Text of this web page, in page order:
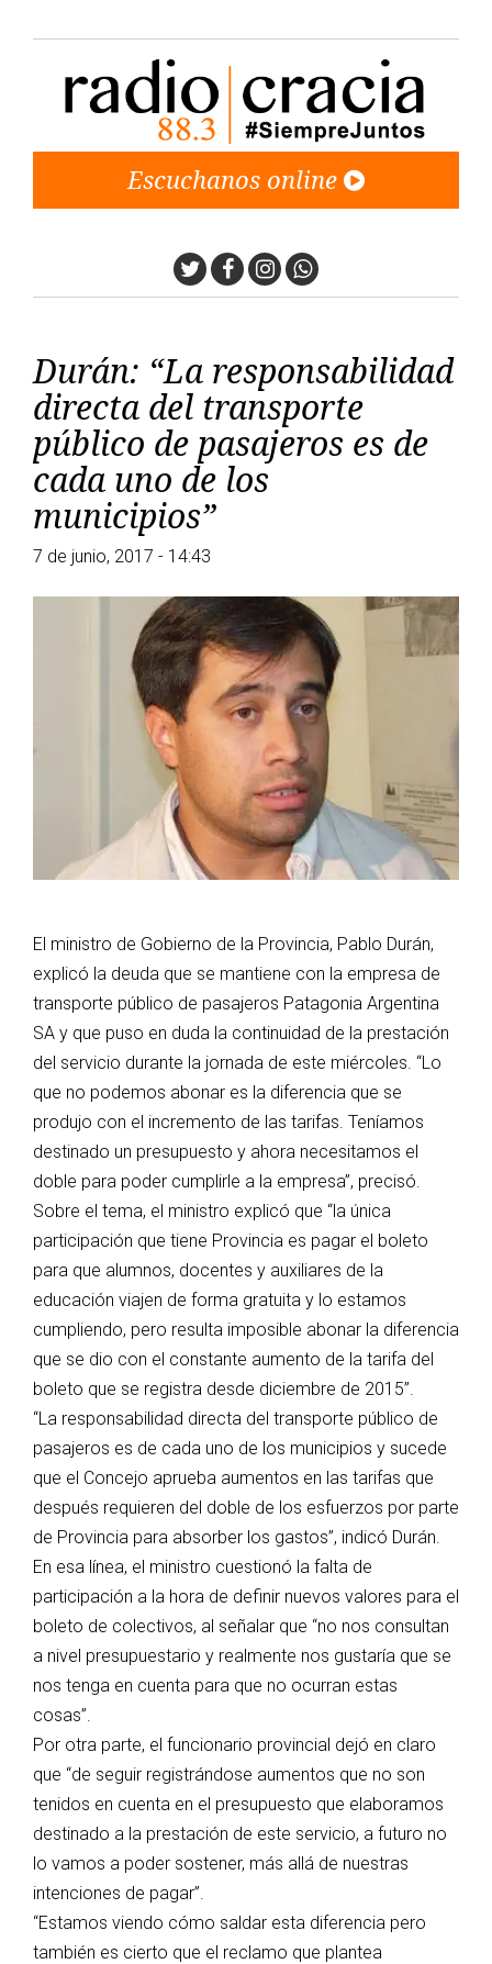
Escuchanos online
TwitterFacebook
Instagram
Whatsapp
Durán: “La responsabilidad
directa del transporte
público de pasajeros es de
cada uno de los
municipios”
7 de junio, 2017 - 14:43
El ministro de Gobierno de la Provincia, Pablo Durán,
explicó la deuda que se mantiene con la empresa de
transporte público de pasajeros Patagonia Argentina
SA y que puso en duda la continuidad de la prestación
del servicio durante la jornada de este miércoles. “Lo
que no podemos abonar es la diferencia que se
produjo con el incremento de las tarifas. Teníamos
destinado un presupuesto y ahora necesitamos el
doble para poder cumplirle a la empresa”, precisó.
Sobre el tema, el ministro explicó que “la única
participación que tiene Provincia es pagar el boleto
para que alumnos, docentes y auxiliares de la
educación viajen de forma gratuita y lo estamos
cumpliendo, pero resulta imposible abonar la diferencia
que se dio con el constante aumento de la tarifa del
boleto que se registra desde diciembre de 2015”.
“La responsabilidad directa del transporte público de
pasajeros es de cada uno de los municipios y sucede
que el Concejo aprueba aumentos en las tarifas que
después requieren del doble de los esfuerzos por parte
de Provincia para absorber los gastos”, indicó Durán.
En esa línea, el ministro cuestionó la falta de
participación a la hora de definir nuevos valores para el
boleto de colectivos, al señalar que “no nos consultan
a nivel presupuestario y realmente nos gustaría que se
nos tenga en cuenta para que no ocurran estas
cosas”.
Por otra parte, el funcionario provincial dejó en claro
que “de seguir registrándose aumentos que no son
tenidos en cuenta en el presupuesto que elaboramos
destinado a la prestación de este servicio, a futuro no
lo vamos a poder sostener, más allá de nuestras
intenciones de pagar”.
“Estamos viendo cómo saldar esta diferencia pero
también es cierto que el reclamo que plantea